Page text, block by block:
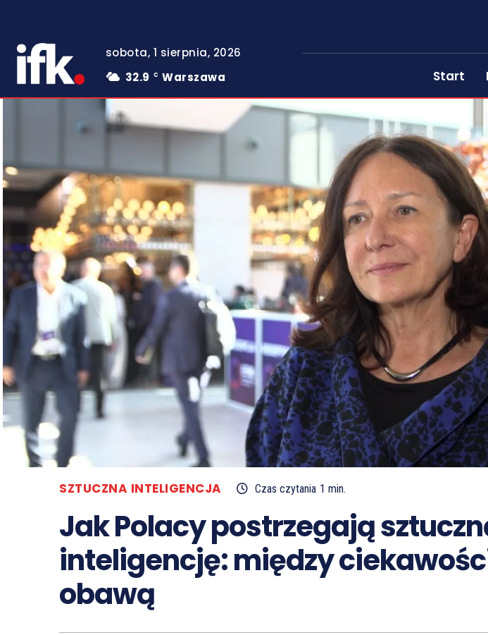
sobota, 1 sierpnia, 2026
32.9
C Warszawa Start
SZTUCZNA INTELIGENCJA Czas czytania 1 min.
Jak Polacy postrzegają
inteligencję: między
obawą